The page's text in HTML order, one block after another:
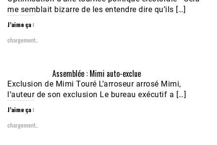
me semblait bizarre de les entendre dire qu’ils […]
J’aime ça :
chargement…
Assemblée : Mimi auto-exclue
Exclusion de Mimi Touré L’arroseur arrosé Mimi,
l’auteur de son exclusion Le bureau exécutif a […]
J’aime ça :
chargement…